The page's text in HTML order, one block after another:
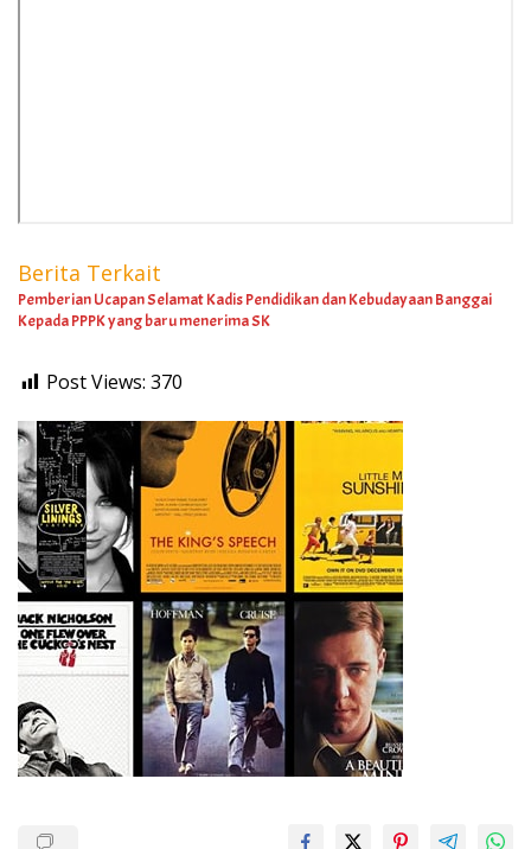
Berita Terkait
Pemberian Ucapan Selamat Kadis Pendidikan dan Kebudayaan Banggai
Kepada PPPK yang baru menerima SK
Post Views: 370